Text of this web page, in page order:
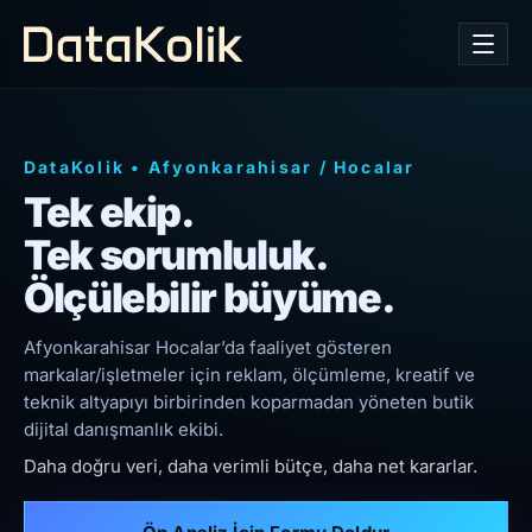
DataKolik • Afyonkarahisar / Hocalar
Tek ekip.
Tek sorumluluk.
Ölçülebilir büyüme.
Afyonkarahisar Hocalar’da faaliyet gösteren
markalar/işletmeler için reklam, ölçümleme, kreatif ve
teknik altyapıyı birbirinden koparmadan yöneten butik
dijital danışmanlık ekibi.
Daha doğru veri, daha verimli bütçe, daha net kararlar.